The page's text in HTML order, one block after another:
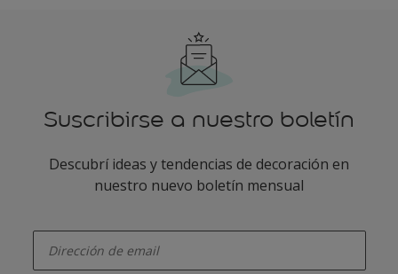
Suscribirse a nuestro boletín
Descubrí ideas y tendencias de decoración en
nuestro nuevo boletín mensual